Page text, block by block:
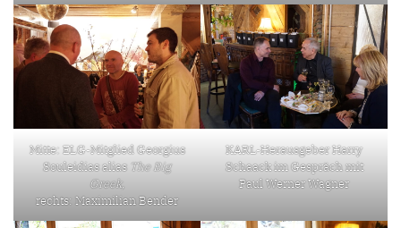
Mitte: ELG-Mitglied Georgius
Souleidias alias The Big
Greek,
rechts: Maximilian Bender
KARL-Herausgeber Harry
Schaack im Gespräch mit
Paul Werner Wagner